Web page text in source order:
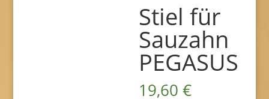
Stiel für
Sauzahn
PEGASUS
19,60€